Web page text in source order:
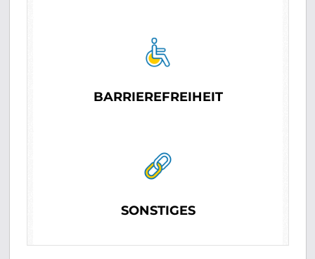
BARRIEREFREIHEIT
SONSTIGES